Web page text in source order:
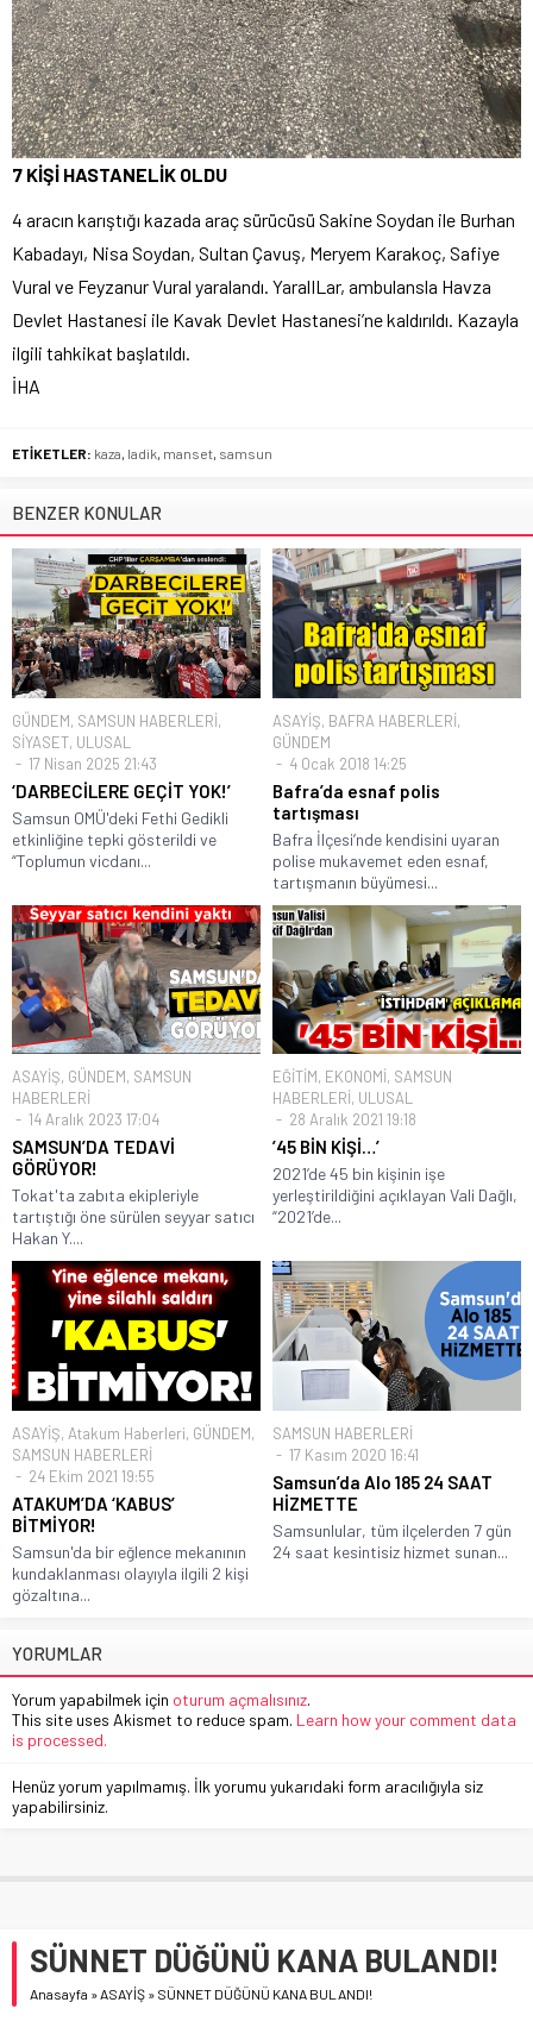
7 KİŞİ HASTANELİK OLDU
4 aracın karıştığı kazada araç sürücüsü Sakine Soydan ile Burhan
Kabadayı, Nisa Soydan, Sultan Çavuş, Meryem Karakoç, Safiye
Vural ve Feyzanur Vural yaralandı. YaralILar, ambulansla Havza
Devlet Hastanesi ile Kavak Devlet Hastanesi’ne kaldırıldı. Kazayla
ilgili tahkikat başlatıldı.
İHA
ETİKETLER: kaza, ladik, manset, samsun
BENZER KONULAR
GÜNDEM, SAMSUN HABERLERİ,
SİYASET, ULUSAL
17 Nisan 2025 21:43
‘DARBECİLERE GEÇİT YOK!’
Samsun OMÜ'deki Fethi Gedikli
etkinliğine tepki gösterildi ve
“Toplumun vicdanı...
ASAYİŞ, BAFRA HABERLERİ,
GÜNDEM
4 Ocak 2018 14:25
Bafra’da esnaf polis
tartışması
Bafra İlçesi’nde kendisini uyaran
polise mukavemet eden esnaf,
tartışmanın büyümesi...
ASAYİŞ, GÜNDEM, SAMSUN
HABERLERİ
14 Aralık 2023 17:04
SAMSUN’DA TEDAVİ
GÖRÜYOR!
Tokat'ta zabıta ekipleriyle
tartıştığı öne sürülen seyyar satıcı
Hakan Y....
EĞİTİM, EKONOMİ, SAMSUN
HABERLERİ, ULUSAL
28 Aralık 2021 19:18
’45 BİN KİŞİ…’
2021’de 45 bin kişinin işe
yerleştirildiğini açıklayan Vali Dağlı,
“2021’de...
ASAYİŞ, Atakum Haberleri, GÜNDEM,
SAMSUN HABERLERİ
24 Ekim 2021 19:55
ATAKUM’DA ‘KABUS’
BİTMİYOR!
Samsun'da bir eğlence mekanının
kundaklanması olayıyla ilgili 2 kişi
gözaltına...
SAMSUN HABERLERİ
17 Kasım 2020 16:41
Samsun’da Alo 185 24 SAAT
HİZMETTE
Samsunlular, tüm ilçelerden 7 gün
24 saat kesintisiz hizmet sunan...
YORUMLAR
Yorum yapabilmek için oturum açmalısınız.
This site uses Akismet to reduce spam. Learn how your comment data
is processed.
Henüz yorum yapılmamış. İlk yorumu yukarıdaki form aracılığıyla siz
yapabilirsiniz.
SÜNNET DÜĞÜNÜ KANA BULANDI!
Anasayfa » ASAYİŞ » SÜNNET DÜĞÜNÜ KANA BULANDI!